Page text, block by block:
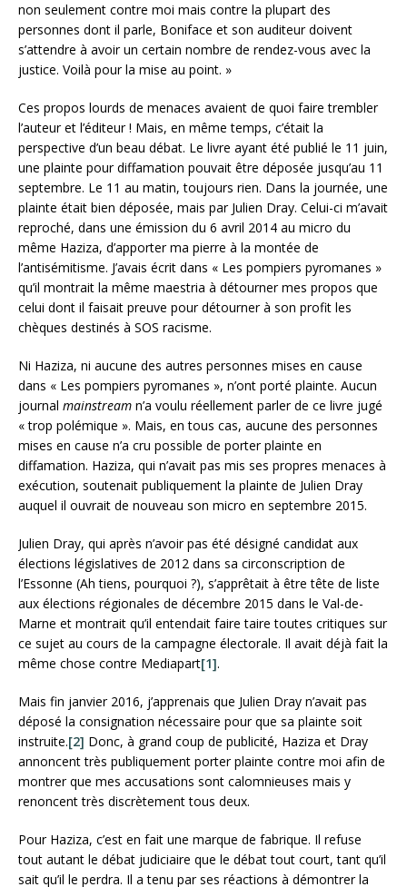
non seulement contre moi mais contre la plupart des
personnes dont il parle, Boniface et son auditeur doivent
s’attendre à avoir un certain nombre de rendez-vous avec la
justice. Voilà pour la mise au point. »
Ces propos lourds de menaces avaient de quoi faire trembler
l’auteur et l’éditeur ! Mais, en même temps, c’était la
perspective d’un beau débat. Le livre ayant été publié le 11 juin,
une plainte pour diffamation pouvait être déposée jusqu’au 11
septembre. Le 11 au matin, toujours rien. Dans la journée, une
plainte était bien déposée, mais par Julien Dray. Celui-ci m’avait
reproché, dans une émission du 6 avril 2014 au micro du
même Haziza, d’apporter ma pierre à la montée de
l’antisémitisme. J’avais écrit dans « Les pompiers pyromanes »
qu’il montrait la même maestria à détourner mes propos que
celui dont il faisait preuve pour détourner à son profit les
chèques destinés à SOS racisme.
Ni Haziza, ni aucune des autres personnes mises en cause
dans « Les pompiers pyromanes », n’ont porté plainte. Aucun
journal mainstream n’a voulu réellement parler de ce livre jugé
« trop polémique ». Mais, en tous cas, aucune des personnes
mises en cause n’a cru possible de porter plainte en
diffamation. Haziza, qui n’avait pas mis ses propres menaces à
exécution, soutenait publiquement la plainte de Julien Dray
auquel il ouvrait de nouveau son micro en septembre 2015.
Julien Dray, qui après n’avoir pas été désigné candidat aux
élections législatives de 2012 dans sa circonscription de
l’Essonne (Ah tiens, pourquoi ?), s’apprêtait à être tête de liste
aux élections régionales de décembre 2015 dans le Val-de-
Marne et montrait qu’il entendait faire taire toutes critiques sur
ce sujet au cours de la campagne électorale. Il avait déjà fait la
même chose contre Mediapart[1].
Mais fin janvier 2016, j’apprenais que Julien Dray n’avait pas
déposé la consignation nécessaire pour que sa plainte soit
instruite.[2] Donc, à grand coup de publicité, Haziza et Dray
annoncent très publiquement porter plainte contre moi afin de
montrer que mes accusations sont calomnieuses mais y
renoncent très discrètement tous deux.
Pour Haziza, c’est en fait une marque de fabrique. Il refuse
tout autant le débat judiciaire que le débat tout court, tant qu’il
sait qu’il le perdra. Il a tenu par ses réactions à démontrer la